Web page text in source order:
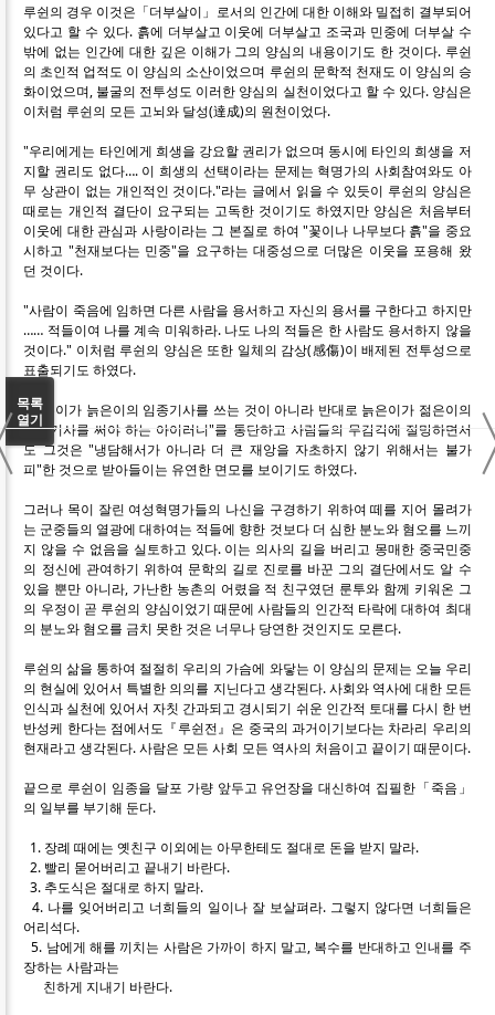
루쉰의 경우 이것은「더부살이」로서의 인간에 대한 이해와 밀접히 결부되어
있다고 할 수 있다. 흙에 더부살고 이웃에 더부살고 조국과 민중에 더부살 수
밖에 없는 인간에 대한 깊은 이해가 그의 양심의 내용이기도 한 것이다. 루쉰
의 초인적 업적도 이 양심의 소산이었으며 루쉰의 문학적 천재도 이 양심의 승
화이었으며, 불굴의 전투성도 이러한 양심의 실천이었다고 할 수 있다. 양심은
이처럼 루쉰의 모든 고뇌와 달성(達成)의 원천이었다.
"우리에게는 타인에게 희생을 강요할 권리가 없으며 동시에 타인의 희생을 저
지할 권리도 없다…. 이 희생의 선택이라는 문제는 혁명가의 사회참여와도 아
무 상관이 없는 개인적인 것이다."라는 글에서 읽을 수 있듯이 루쉰의 양심은
때로는 개인적 결단이 요구되는 고독한 것이기도 하였지만 양심은 처음부터
이웃에 대한 관심과 사랑이라는 그 본질로 하여 "꽃이나 나무보다 흙"을 중요
시하고 "천재보다는 민중"을 요구하는 대중성으로 더많은 이웃을 포용해 왔
던 것이다.
"사람이 죽음에 임하면 다른 사람을 용서하고 자신의 용서를 구한다고 하지만
…… 적들이여 나를 계속 미워하라. 나도 나의 적들은 한 사람도 용서하지 않을
것이다." 이처럼 루쉰의 양심은 또한 일체의 감상(感傷)이 배제된 전투성으로
표출되기도 하였다.
"젊은이가 늙은이의 임종기사를 쓰는 것이 아니라 반대로 늙은이가 젊은이의
사망기사를 써야 하는 아이러니"를 통탄하고 사람들의 무감각에 절망하면서
도 그것은 "냉담해서가 아니라 더 큰 재앙을 자초하지 않기 위해서는 불가
피"한 것으로 받아들이는 유연한 면모를 보이기도 하였다.
그러나 목이 잘린 여성혁명가들의 나신을 구경하기 위하여 떼를 지어 몰려가
는 군중들의 열광에 대하여는 적들에 향한 것보다 더 심한 분노와 혐오를 느끼
지 않을 수 없음을 실토하고 있다. 이는 의사의 길을 버리고 몽매한 중국민중
의 정신에 관여하기 위하여 문학의 길로 진로를 바꾼 그의 결단에서도 알 수
있을 뿐만 아니라, 가난한 농촌의 어렸을 적 친구였던 룬투와 함께 키워온 그
의 우정이 곧 루쉰의 양심이었기 때문에 사람들의 인간적 타락에 대하여 최대
의 분노와 혐오를 금치 못한 것은 너무나 당연한 것인지도 모른다.
루쉰의 삶을 통하여 절절히 우리의 가슴에 와닿는 이 양심의 문제는 오늘 우리
의 현실에 있어서 특별한 의의를 지닌다고 생각된다. 사회와 역사에 대한 모든
인식과 실천에 있어서 자칫 간과되고 경시되기 쉬운 인간적 토대를 다시 한 번
반성케 한다는 점에서도『루쉰전』은 중국의 과거이기보다는 차라리 우리의
현재라고 생각된다. 사람은 모든 사회 모든 역사의 처음이고 끝이기 때문이다.
끝으로 루쉰이 임종을 달포 가량 앞두고 유언장을 대신하여 집필한「죽음」
의 일부를 부기해 둔다.
1. 장례 때에는 옛친구 이외에는 아무한테도 절대로 돈을 받지 말라.
2. 빨리 묻어버리고 끝내기 바란다.
3. 추도식은 절대로 하지 말라.
4. 나를 잊어버리고 너희들의 일이나 잘 보살펴라. 그렇지 않다면 너희들은
어리석다.
5. 남에게 해를 끼치는 사람은 가까이 하지 말고, 복수를 반대하고 인내를 주
장하는 사람과는
친하게 지내기 바란다.
목록
열기